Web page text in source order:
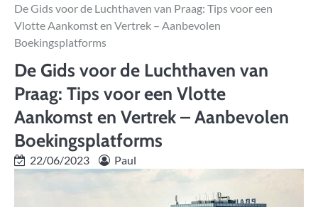
De Gids voor de Luchthaven van Praag: Tips voor een
Vlotte Aankomst en Vertrek – Aanbevolen
Boekingsplatforms
De Gids voor de Luchthaven van
Praag: Tips voor een Vlotte
Aankomst en Vertrek – Aanbevolen
Boekingsplatforms
22/06/2023 Paul